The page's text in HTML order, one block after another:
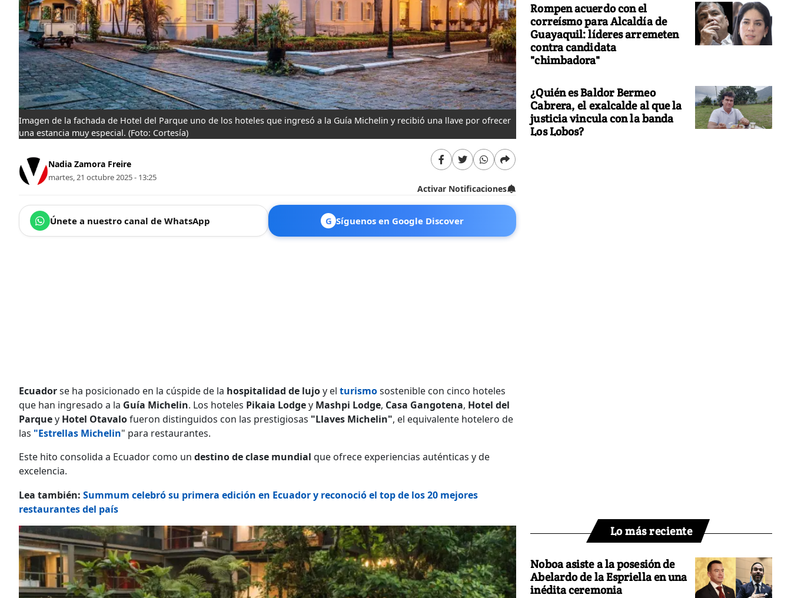
Imagen de la fachada de Hotel del Parque uno de los hoteles que ingresó a la Guía Michelin y recibió una llave por ofrecer
una estancia muy especial. (Foto: Cortesía)
Nadia Zamora Freire
martes, 21 octubre 2025 - 13:25
Activar Notificaciones
Únete a nuestro canal de WhatsApp G Síguenos en Google Discover
Ecuadorse ha posicionado en la cúspide de la hospitalidad de lujoy el turismosostenible con cinco hoteles
que han ingresado a la Guía Michelin. Los hoteles Pikaia Lodgey Mashpi Lodge, Casa Gangotena, Hotel del
Parquey Hotel Otavalofueron distinguidos con las prestigiosas "Llaves Michelin", el equivalente hotelero de
las "Estrellas Michelin" para restaurantes.
Este hito consolida a Ecuador como un destino de clase mundial que ofrece experiencias auténticas y de
excelencia.
Lea también: Summum celebró su primera edición en Ecuador y reconoció el top de los 20 mejores
restaurantes del país
Rompen acuerdo con el
correísmo para Alcaldía de
Guayaquil: líderes arremeten
contra candidata
"chimbadora"
¿Quién es Baldor Bermeo
Cabrera, el exalcalde al que la
justicia vincula con la banda
Los Lobos?
Lo más reciente
Noboa asiste a la posesión de
Abelardo de la Espriella en una
inédita ceremonia